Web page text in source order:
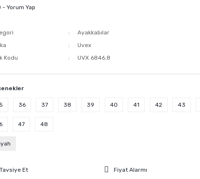
- Yorum Yap
Ayakkabılar
Uvex
Kodu
UVX 6846.8
36 37 38 39 40 41 42 43
47 48
Tavsiye Et Fiyat Alarmı